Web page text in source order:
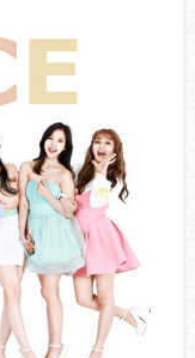
の23歳の誕生日！ファ
！
ョンヨンの26歳の誕生
の声！
ンの26歳の誕生日！フ
声！